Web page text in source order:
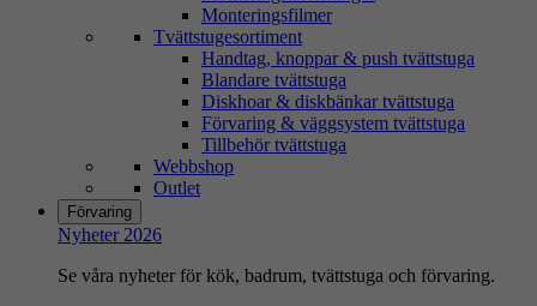
Monteringsfilmer
Tvättstugesortiment
Handtag, knoppar & push tvättstuga
Blandare tvättstuga
Diskhoar & diskbänkar tvättstuga
Förvaring & väggsystem tvättstuga
Tillbehör tvättstuga
Webbshop
Outlet
Förvaring
Nyheter 2026
Se våra nyheter för kök, badrum, tvättstuga och förvaring.